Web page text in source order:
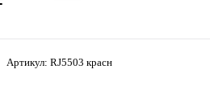
Артикул: RJ5503 красн